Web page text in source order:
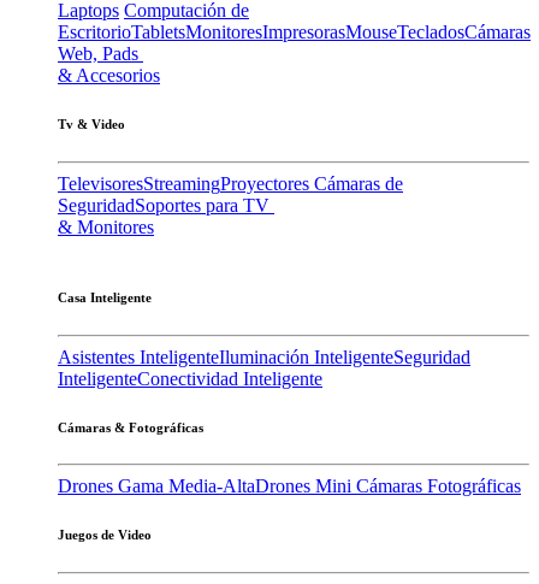
Laptops Computación de
EscritorioTabletsMonitoresImpresorasMouseTecladosCámaras
Web, Pads
& Accesorios
Tv & Video
TelevisoresStreamingProyectores Cámaras de
SeguridadSoportes para TV
& Monitores
Casa Inteligente
Asistentes InteligenteIluminación InteligenteSeguridad
InteligenteConectividad Inteligente
Cámaras & Fotográficas
Drones Gama Media-AltaDrones Mini Cámaras Fotográficas
Juegos de Video